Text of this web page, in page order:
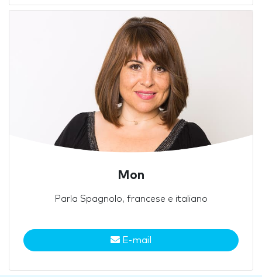
Mon
Parla Spagnolo, francese e italiano
E-mail